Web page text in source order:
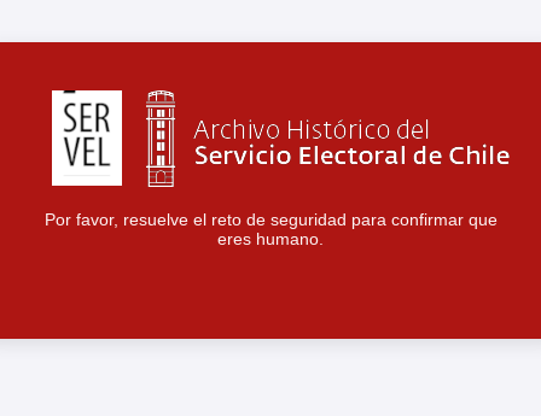
Por favor, resuelve el reto de seguridad para confirmar que
eres humano.